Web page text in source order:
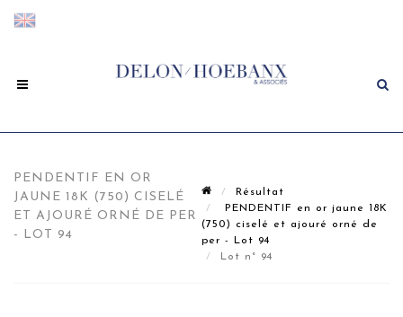
PENDENTIF EN OR
JAUNE 18K (750) CISELÉ
ET AJOURÉ ORNÉ DE PER
- LOT 94
Résultat
PENDENTIF en or jaune 18K
(750) ciselé et ajouré orné de
per - Lot 94
Lot n° 94